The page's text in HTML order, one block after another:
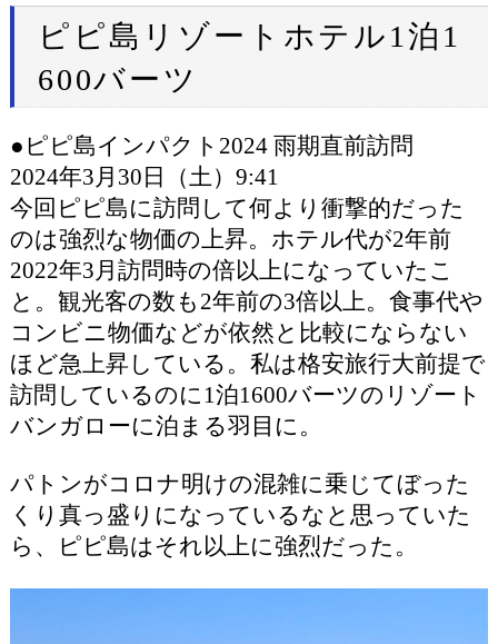
ピピ島リゾートホテル1泊1
600バーツ
●ピピ島インパクト2024 雨期直前訪問
2024年3月30日（土）9:41
今回ピピ島に訪問して何より衝撃的だった
のは強烈な物価の上昇。ホテル代が2年前
2022年3月訪問時の倍以上になっていたこ
と。観光客の数も2年前の3倍以上。食事代や
コンビニ物価などが依然と比較にならない
ほど急上昇している。私は格安旅行大前提で
訪問しているのに1泊1600バーツのリゾート
バンガローに泊まる羽目に。
パトンがコロナ明けの混雑に乗じてぼった
くり真っ盛りになっているなと思っていた
ら、ピピ島はそれ以上に強烈だった。